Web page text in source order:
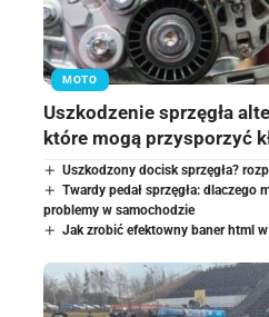
MOTO
Uszkodzenie sprzęgła
które mogą przysporzyć
Uszkodzony docisk sprzęgła?
Twardy pedał sprzęgła: dlaczego
problemy w samochodzie
Jak zrobić efektowny baner html